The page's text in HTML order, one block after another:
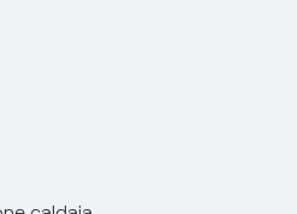
per offerte Fibra